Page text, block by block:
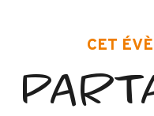
CET